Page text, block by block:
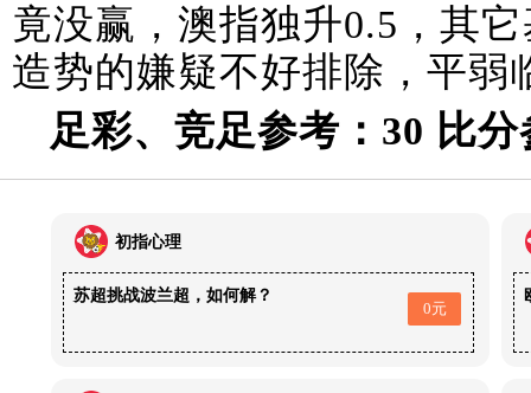
竟没赢，澳指独升0.5，其
造势的嫌疑不好排除，平弱
足彩、竞足参考：30 比
初指心理
苏超挑战波兰超，如何解？
0元